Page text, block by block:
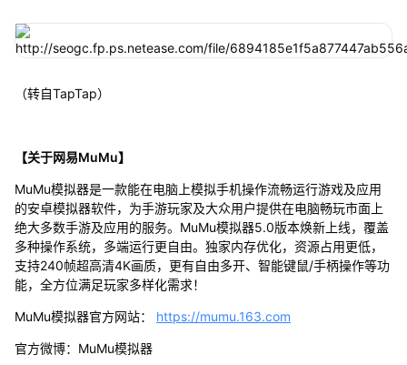
（转自TapTap）
【关于网易MuMu】
MuMu模拟器是一款能在电脑上模拟手机操作流畅运行游戏及应用
的安卓模拟器软件，为手游玩家及大众用户提供在电脑畅玩市面上
绝大多数手游及应用的服务。MuMu模拟器5.0版本焕新上线，覆盖
多种操作系统，多端运行更自由。独家内存优化，资源占用更低，
支持240帧超高清4K画质，更有自由多开、智能键鼠/手柄操作等功
能，全方位满足玩家多样化需求！
MuMu模拟器官方网站： https://mumu.163.com
官方微博：MuMu模拟器